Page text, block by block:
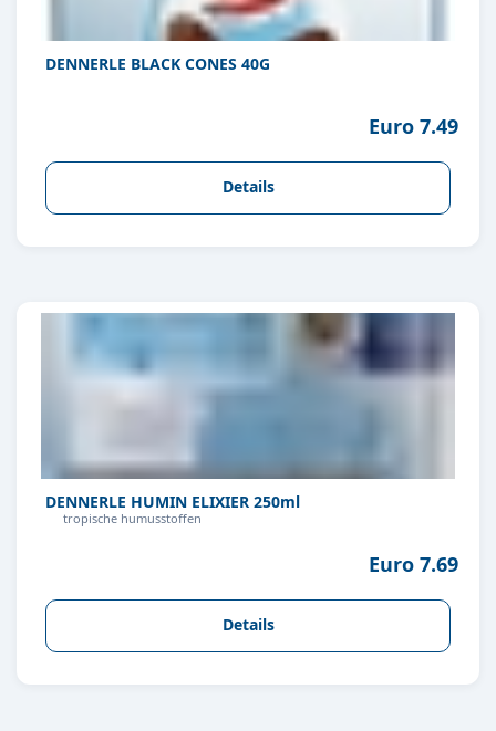
DENNERLE BLACK CONES 40G
Euro 7.49
Details
DENNERLE HUMIN ELIXIER 250ml
tropische humusstoffen
Euro 7.69
Details